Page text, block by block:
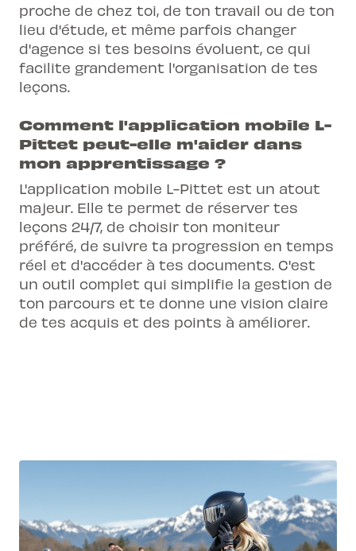
proche de chez toi, de ton travail ou de ton
lieu d'étude, et même parfois changer
d'agence si tes besoins évoluent, ce qui
facilite grandement l'organisation de tes
leçons.
Comment l'application mobile L-
Pittet peut-elle m'aider dans
mon apprentissage ?
L'application mobile L-Pittet est un atout
majeur. Elle te permet de réserver tes
leçons 24/7, de choisir ton moniteur
préféré, de suivre ta progression en temps
réel et d'accéder à tes documents. C'est
un outil complet qui simplifie la gestion de
ton parcours et te donne une vision claire
de tes acquis et des points à améliorer.